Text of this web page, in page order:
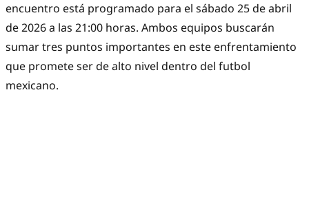
encuentro está programado para el sábado 25 de abril
de 2026 a las 21:00 horas. Ambos equipos buscarán
sumar tres puntos importantes en este enfrentamiento
que promete ser de alto nivel dentro del futbol
mexicano.